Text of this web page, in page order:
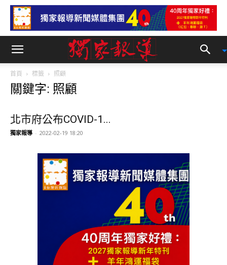
首頁 標籤 照顧
關鍵字: 照顧
北市府公布COVID-1...
獨家報導 - 2022-02-19 18:20